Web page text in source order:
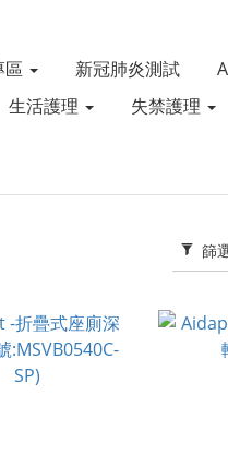
區 新冠肺炎測試
生活護理 失禁護理
篩